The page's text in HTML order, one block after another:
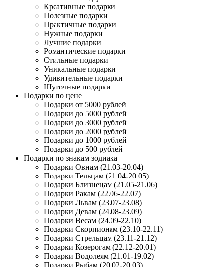
Креативные подарки
Полезные подарки
Практичные подарки
Нужные подарки
Лучшие подарки
Романтические подарки
Стильные подарки
Уникальные подарки
Удивительные подарки
Шуточные подарки
Подарки по цене
Подарки от 5000 рублей
Подарки до 5000 рублей
Подарки до 3000 рублей
Подарки до 2000 рублей
Подарки до 1000 рублей
Подарки до 500 рублей
Подарки по знакам зодиака
Подарки Овнам (21.03-20.04)
Подарки Тельцам (21.04-20.05)
Подарки Близнецам (21.05-21.06)
Подарки Ракам (22.06-22.07)
Подарки Львам (23.07-23.08)
Подарки Девам (24.08-23.09)
Подарки Весам (24.09-22.10)
Подарки Скорпионам (23.10-22.11)
Подарки Стрельцам (23.11-21.12)
Подарки Козерогам (22.12-20.01)
Подарки Водолеям (21.01-19.02)
Подарки Рыбам (20.02-20.03)